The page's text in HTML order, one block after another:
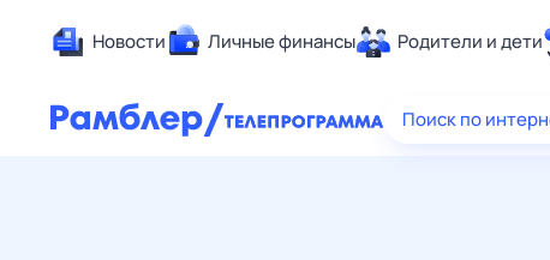
Новости Личные финансы Родители и дети
Здоровье
Поиск по